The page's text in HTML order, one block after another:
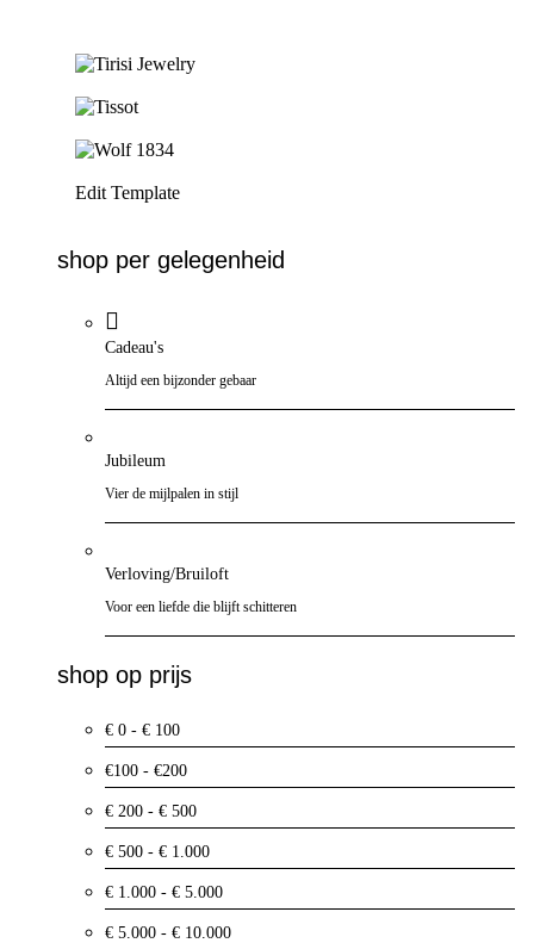
Edit Template
shop per gelegenheid
Cadeau's
Altijd een bijzonder gebaar
Jubileum
Vier de mijlpalen in stijl
Verloving/Bruiloft
Voor een liefde die blijft schitteren
shop op prijs
€ 0 - € 100
€100 - €200
€ 200 - € 500
€ 500 - € 1.000
€ 1.000 - € 5.000
€ 5.000 - € 10.000